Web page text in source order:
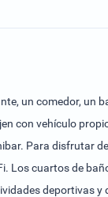
un comedor, un
con vehículo
Para disfrutar
Los cuartos de
deportivas y